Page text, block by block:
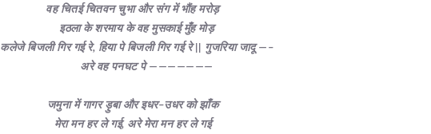
वह चितई चितवन चुभा और संग में भौंह मरोड़
इठला के शरमाय के वह मुसकाई मुँह मोड़
कलेजे बिजली गिर गई रे, हिया पे बिजली गिर गई रे|| गुजरिया जादू—–
अरे वह पनघट पे———————
जमुना में गागर ड़ुबा और इधर–उधर को झाँक
मेरा मन हर ले गई, अरे मेरा मन हर ले गई